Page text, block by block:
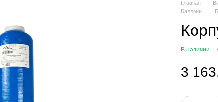
Главная
Баллоны
В наличии
3